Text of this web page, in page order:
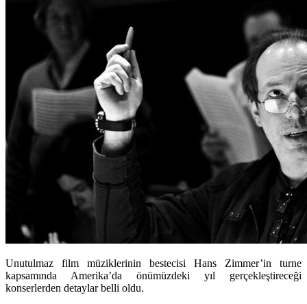
Unutulmaz film müziklerinin bestecisi Hans Zimmer’in turne
kapsamında Amerika’da önümüzdeki yıl gerçekleştireceği
konserlerden detaylar belli oldu.